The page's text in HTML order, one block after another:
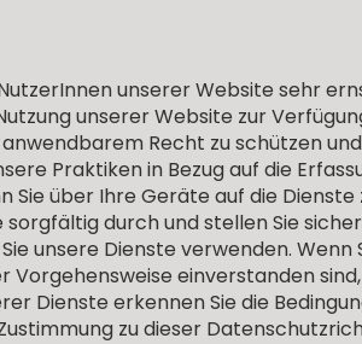
unserer Website sehr
unserer Website zur
Recht zu schützen
Praktiken in Bezug auf die
Sie über Ihre Geräte auf die Dienste
durch und stellen Sie
unsere Dienste verwenden. Wenn
einverstanden
Dienste erkennen Sie die
zu dieser